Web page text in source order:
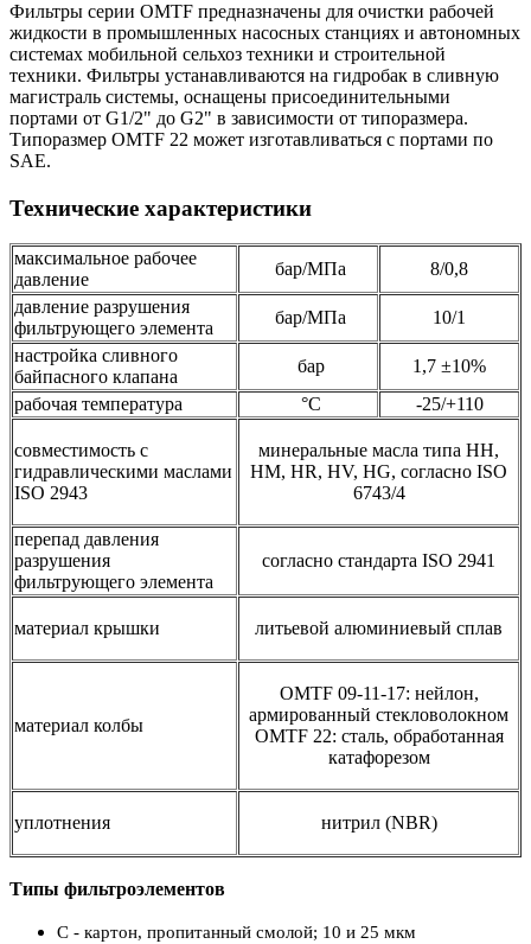
Фильтры серии OMTF предназначены для очистки рабочей
жидкости в промышленных насосных станциях и автономных
системах мобильной сельхоз техники и строительной
техники. Фильтры устанавливаются на гидробак в сливную
магистраль системы, оснащены присоединительными
портами от G1/2" до G2" в зависимости от типоразмера.
Типоразмер OMTF 22 может изготавливаться с портами по
SAE.
Технические характеристики
максимальное рабочее
давление
бар/МПа
8/0,8
давление разрушения
фильтрующего элемента
бар/МПа
10/1
настройка сливного
байпасного клапана
бар
1,7 ±10%
рабочая температура
°С -25/+110
совместимость с
гидравлическими маслами
ISO 2943
минеральные масла типа HH,
HM, HR, HV, HG, согласно ISO
6743/4
перепад давления
разрушения
фильтрующего элемента
согласно стандарта ISO 2941
материал крышки литьевой алюминиевый сплав
материал колбы
OMTF 09-11-17: нейлон,
армированный стекловолокном
OMTF 22: сталь, обработанная
катафорезом
уплотнения нитрил (NBR)
Типы фильтроэлементов
С - картон, пропитанный смолой; 10 и 25 мкм